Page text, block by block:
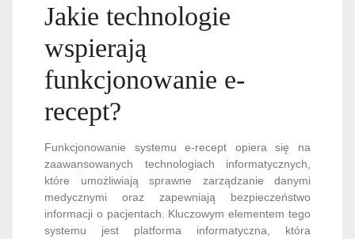
Jakie technologie
wspierają
funkcjonowanie e-
recept?
Funkcjonowanie systemu e-recept opiera się na
zaawansowanych technologiach informatycznych,
które umożliwiają sprawne zarządzanie danymi
medycznymi oraz zapewniają bezpieczeństwo
informacji o pacjentach. Kluczowym elementem tego
systemu jest platforma informatyczna, która